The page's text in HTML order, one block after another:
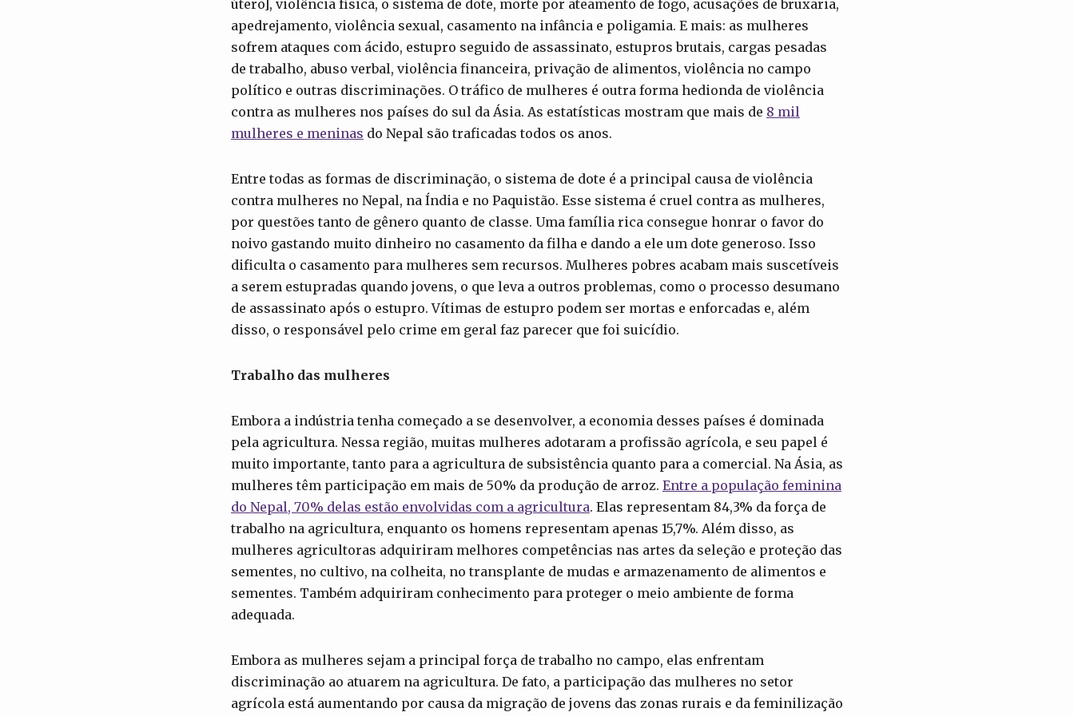
útero], violência física, o sistema de dote, morte por ateamento de fogo, acusações de bruxaria,
apedrejamento, violência sexual, casamento na infância e poligamia. E mais: as mulheres
sofrem ataques com ácido, estupro seguido de assassinato, estupros brutais, cargas pesadas
de trabalho, abuso verbal, violência financeira, privação de alimentos, violência no campo
político e outras discriminações. O tráfico de mulheres é outra forma hedionda de violência
contra as mulheres nos países do sul da Ásia. As estatísticas mostram que mais de 8 mil
mulheres e meninas do Nepal são traficadas todos os anos.
Entre todas as formas de discriminação, o sistema de dote é a principal causa de violência
contra mulheres no Nepal, na Índia e no Paquistão. Esse sistema é cruel contra as mulheres,
por questões tanto de gênero quanto de classe. Uma família rica consegue honrar o favor do
noivo gastando muito dinheiro no casamento da filha e dando a ele um dote generoso. Isso
dificulta o casamento para mulheres sem recursos. Mulheres pobres acabam mais suscetíveis
a serem estupradas quando jovens, o que leva a outros problemas, como o processo desumano
de assassinato após o estupro. Vítimas de estupro podem ser mortas e enforcadas e, além
disso, o responsável pelo crime em geral faz parecer que foi suicídio.
Trabalho das mulheres
Embora a indústria tenha começado a se desenvolver, a economia desses países é dominada
pela agricultura. Nessa região, muitas mulheres adotaram a profissão agrícola, e seu papel é
muito importante, tanto para a agricultura de subsistência quanto para a comercial. Na Ásia, as
mulheres têm participação em mais de 50% da produção de arroz. Entre a população feminina
do Nepal, 70% delas estão envolvidas com a agricultura. Elas representam 84,3% da força de
trabalho na agricultura, enquanto os homens representam apenas 15,7%. Além disso, as
mulheres agricultoras adquiriram melhores competências nas artes da seleção e proteção das
sementes, no cultivo, na colheita, no transplante de mudas e armazenamento de alimentos e
sementes. Também adquiriram conhecimento para proteger o meio ambiente de forma
adequada.
Embora as mulheres sejam a principal força de trabalho no campo, elas enfrentam
discriminação ao atuarem na agricultura. De fato, a participação das mulheres no setor
agrícola está aumentando por causa da migração de jovens das zonas rurais e da feminilização